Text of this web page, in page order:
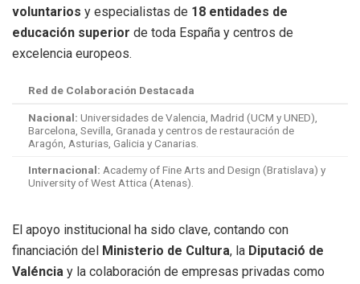
voluntarios y especialistas de 18 entidades de
educación superior de toda España y centros de
excelencia europeos.
Red de Colaboración Destacada
Nacional: Universidades de Valencia, Madrid (UCM y UNED),
Barcelona, Sevilla, Granada y centros de restauración de
Aragón, Asturias, Galicia y Canarias.
Internacional: Academy of Fine Arts and Design (Bratislava) y
University of West Attica (Atenas).
El apoyo institucional ha sido clave, contando con
financiación del
Ministerio de Cultura, la Diputació de
Valéncia y la colaboración de empresas privadas como